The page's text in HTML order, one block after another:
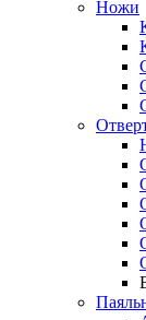
Ножи